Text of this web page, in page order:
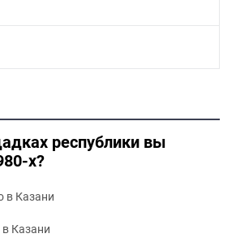
республики вы
х?
в Казани
Казани